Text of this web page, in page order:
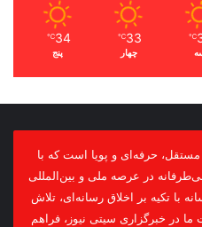
℃
33
℃
چهار
34
℃
پنج
حرفه‌ای و پویا است که با
در عرصه ملی و بین‌المللی
با تکیه بر اخلاق رسانه‌ای، تلاش
در خبرگزاری سیتی نیوز، فراهم